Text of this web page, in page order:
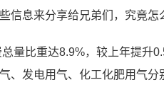
信息来分享给兄弟们，究竟怎
量比重达8.9%，较上年提升
、发电用气、化工化肥用气